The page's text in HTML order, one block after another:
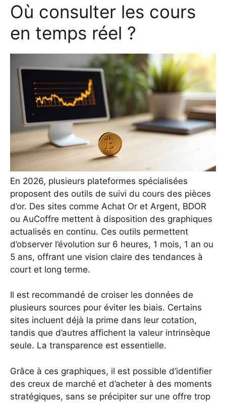
Où consulter les cours
en temps réel ?
En 2026, plusieurs plateformes spécialisées
proposent des outils de suivi du cours des pièces
d’or. Des sites comme Achat Or et Argent, BDOR
ou AuCoffre mettent à disposition des graphiques
actualisés en continu. Ces outils permettent
d’observer l’évolution sur 6 heures, 1 mois, 1 an ou
5 ans, offrant une vision claire des tendances à
court et long terme.
Il est recommandé de croiser les données de
plusieurs sources pour éviter les biais. Certains
sites incluent déjà la prime dans leur cotation,
tandis que d’autres affichent la valeur intrinsèque
seule. La transparence est essentielle.
Grâce à ces graphiques, il est possible d’identifier
des creux de marché et d’acheter à des moments
stratégiques, sans se précipiter sur une offre trop